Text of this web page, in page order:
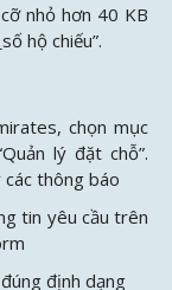
nhỏ hơn 40 KB
hộ chiếu”.
chọn mục
lý đặt chỗ”.
các thông báo
tin yêu cầu trên
định dạng